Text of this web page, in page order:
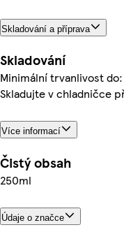
Skladování a příprava
Skladování
Minimální trvanlivost
Skladujte v chladničce
Více informací
Čistý obsah
250ml
Údaje o značce